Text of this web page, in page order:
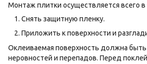
Монтаж плитки осуществляется всего в
Снять защитную пленку.
Приложить к поверхности и
Оклеиваемая поверхность должна
неровностей и перепадов. Перед